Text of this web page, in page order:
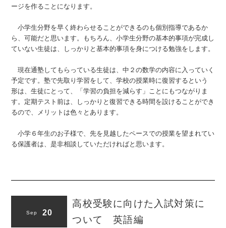
ージを作ることになります。
小学生分野を早く終わらせることができるのも個別指導であるか
ら、可能だと思います。もちろん、小学生分野の基本的事項が完成し
ていない生徒は、しっかりと基本的事項を身につける勉強をします。
現在通塾してもらっている生徒は、中２の数学の内容に入っていく
予定です。塾で先取り学習をして、学校の授業時に復習するという
形は、生徒にとって、「学習の負担を減らす」ことにもつながりま
す。定期テスト前は、しっかりと復習できる時間を設けることができ
るので、メリットは色々とあります。
小学６年生のお子様で、先を見越したペースでの授業を望まれてい
る保護者は、是非相談していただければと思います。
Sep 20
高校受験に向けた入試対策に
ついて 英語編